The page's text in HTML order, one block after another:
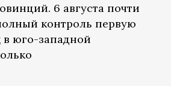
6 августа почти
контроль первую
в юго-западной